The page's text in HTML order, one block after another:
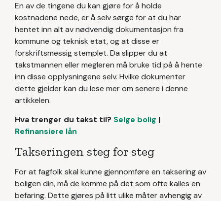
En av de tingene du kan gjøre for å holde
kostnadene nede, er å selv sørge for at du har
hentet inn alt av nødvendig dokumentasjon fra
kommune og teknisk etat, og at disse er
forskriftsmessig stemplet. Da slipper du at
takstmannen eller megleren må bruke tid på å hente
inn disse opplysningene selv. Hvilke dokumenter
dette gjelder kan du lese mer om senere i denne
artikkelen.
Hva trenger du takst til? Selge bolig |
Refinansiere lån
Takseringen steg for steg
For at fagfolk skal kunne gjennomføre en taksering av
boligen din, må de komme på det som ofte kalles en
befaring. Dette gjøres på litt ulike måter avhengig av